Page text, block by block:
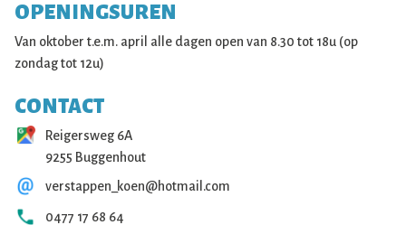
OPENINGSUREN
Van oktober t.e.m. april alle dagen open van 8.30 tot 18u (op
zondag tot 12u)
CONTACT
Reigersweg 6A
9255 Buggenhout
verstappen_koen@hotmail.com
0477 17 68 64